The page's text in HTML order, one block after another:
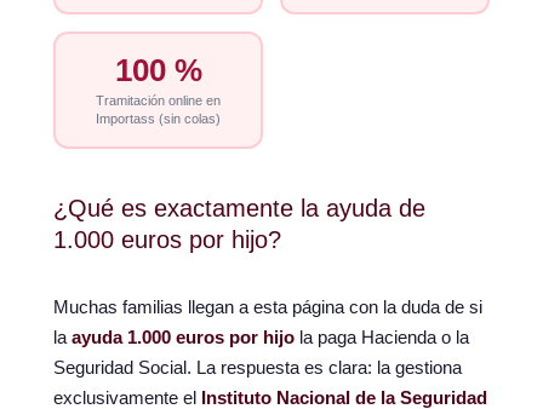
100 %
Tramitación online en
Importass (sin colas)
¿Qué es exactamente la ayuda de
1.000 euros por hijo?
Muchas familias llegan a esta página con la duda de si
la ayuda 1.000 euros por hijo la paga Hacienda o la
Seguridad Social. La respuesta es clara: la gestiona
exclusivamente el
Instituto Nacional de la Seguridad